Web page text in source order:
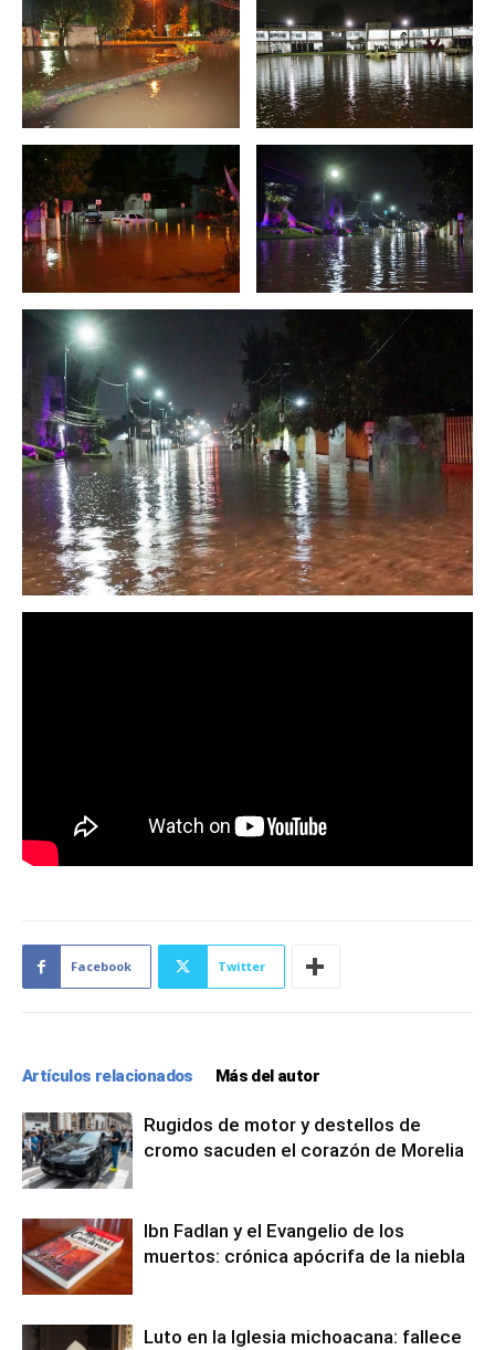
Facebook Twitter
Artículos relacionados Más del autor
Rugidos de motor y destellos de
cromo sacuden el corazón de Morelia
Ibn Fadlan y el Evangelio de los
muertos: crónica apócrifa de la niebla
Luto en la Iglesia michoacana: fallece